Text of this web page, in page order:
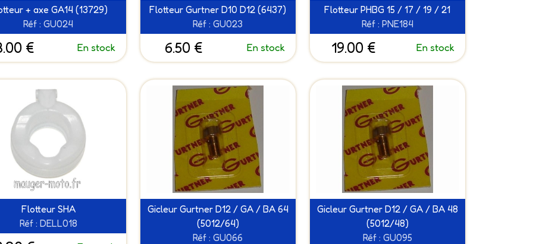
+ axe GA14 (13729)
Réf : GU024
€ En stock
Flotteur Gurtner D10 D12 (6437)
Réf : GU023
6.50 € En stock
Flotteur PHBG 15 / 17 / 19 / 21
Réf : PNE184
19.00 € En stock
Flotteur SHA
Réf : DELL018
Gicleur Gurtner D12 / GA / BA 64
(5012/64)
Réf : GU066
Gicleur Gurtner D12 / GA / BA 48
(5012/48)
Réf : GU095